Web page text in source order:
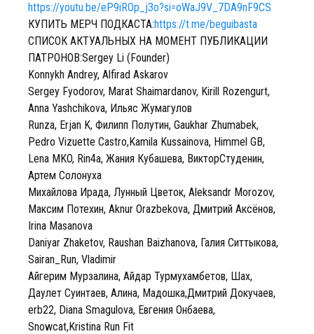
https://youtu.be/eP9iROp_j3o?si=oWaJ9V_7DA9nF9CS
КУПИТЬ МЕРЧ ПОДКАСТА:https://t.me/beguibasta
СПИСОК АКТУАЛЬНЫХ НА МОМЕНТ ПУБЛИКАЦИИ
ПАТРОНОВ:Sergey Li (Founder)
Konnykh Andrey, Alfirad Askarov
Sergey Fyodorov, Marat Shaimardanov, Kirill Rozengurt,
Anna Yashchikova, Ильяс Жумагулов
Runza, Erjan K, Филипп Полутин, Gaukhar Zhumabek,
Pedro Vizuette Castro,Kamila Kussainova, Himmel GB,
Lena MKO, Rin4a, Жания Кубашева, ВикторСтуденин,
Артем Солонуха
Михайлова Ирада, Лунный Цветок, Aleksandr Morozov,
Максим Потехин, Aknur Orazbekova, Дмитрий Аксёнов,
Irina Masanova
Daniyar Zhaketov, Raushan Baizhanova, Галия Ситтыкова,
Sairan_Run, Vladimir
Айгерим Мурзалина, Айдар Турмухамбетов, Шах,
Даулет Суинтаев, Алина, Мадошка,Дмитрий Докучаев,
erb22, Diana Smagulova, Евгения Онбаева,
Snowcat,Kristina Run Fit